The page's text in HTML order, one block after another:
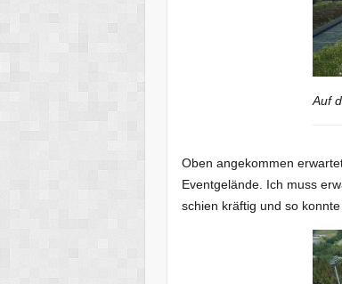
Auf
Oben angekommen
Eventgelände. Ich muss
schien kräftig und so